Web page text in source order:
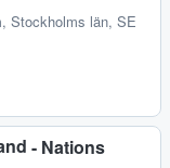
Stockholms län, SE
- Nations